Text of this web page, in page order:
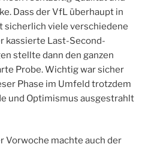
Dass der VfL überhaupt in
sicherlich viele verschiedene
kassierte Last-Second-
stellte dann den ganzen
Probe. Wichtig war sicher
Phase im Umfeld trotzdem
und Optimismus ausgestrahlt
Vorwoche machte auch der